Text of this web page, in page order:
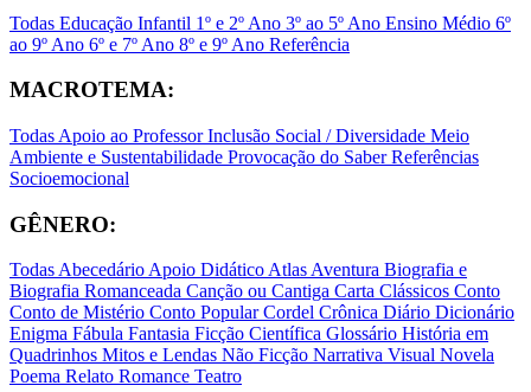
Todas Educação Infantil 1º e 2º Ano 3º ao 5º Ano Ensino Médio 6º
ao 9º Ano 6º e 7º Ano 8º e 9º Ano Referência
MACROTEMA:
Todas Apoio ao ProfessorInclusão Social / Diversidade Meio
Ambiente e Sustentabilidade Provocação do SaberReferências
Socioemocional
GÊNERO:
TodasAbecedárioApoio DidáticoAtlasAventura Biografia e
Biografia Romanceada Canção ou Cantiga Carta Clássicos Conto
Conto de Mistério Conto PopularCordel Crônica Diário Dicionário
Enigma Fábula Fantasia Ficção Científica Glossário História em
Quadrinhos Mitos e Lendas Não Ficção Narrativa Visual Novela
Poema Relato Romance Teatro